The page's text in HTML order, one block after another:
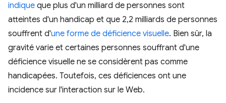
indique que plus d'un milliard de personnes sont
atteintes d'un handicap et que 2,2 milliards de personnes
souffrent d'une forme de déficience visuelle. Bien sûr, la
gravité varie et certaines personnes souffrant d'une
déficience visuelle ne se considèrent pas comme
handicapées. Toutefois, ces déficiences ont une
incidence sur l'interaction sur le Web.